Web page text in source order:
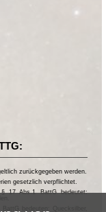
zurückgegeben werden.
gesetzlich verpflichtet.
17 Abs.1 BattG bedeutet:
bedeuten: Quecksilber,